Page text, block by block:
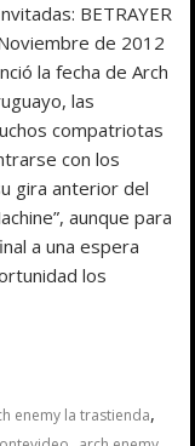
BETRAYER
de 2012
la fecha de Arch
las
compatriotas
con los
gira anterior del
aunque para
a una espera
los
enemy la trastienda,